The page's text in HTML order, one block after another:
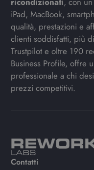
iPad, MacBook,
qualità, prestazioni e
clienti soddisfatti, più
Trustpilot e oltre 190
Business Profile, offre
professionale a chi
prezzi competitivi.
Contatti